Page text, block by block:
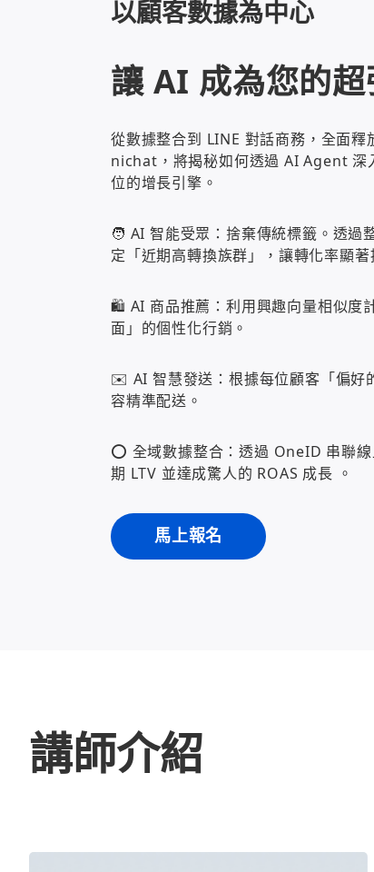
以顧客數據為中心
讓 AI 成為您的
從數據整合到 LINE 對話商務，全面
nichat，將揭秘如何透過 AI Agent 深
位的增長引擎。
🧑 AI 智能受眾：捨棄傳統標籤。透過
定「近期高轉換族群」，讓轉化率顯著
🛍️ AI 商品推薦：利用興趣向量相似度
面」的個性化行銷。
✉️ AI 智慧發送：根據每位顧客「偏好
容精準配送。
⭕ 全域數據整合：透過 OneID 串聯
期 LTV 並達成驚人的 ROAS 成長 。
馬上報名
講師介紹